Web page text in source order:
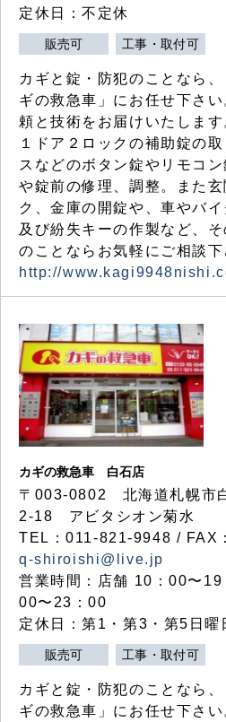
定休日：不定休
販売可 工事・取付可
カギと錠・防犯のことなら
ギの救急車」にお任せ下さ
頼と技術をお届けいたします
１ドア２ロックの補助錠の
スなどのボタン錠やリモコ
や錠前の修理、調整。また
ク、金庫の開錠や、車やバ
及び紛失キーの作製など、
のことならお気軽にご相談下
http://
カギの救急車 白石店
〒003-0802 北海道札幌市
2-18 アビタシオン菊水
TEL：011-821-9948 / FAX
q-shiroishi@live.jp
営業時間：店舗 10：00〜
00〜23：00
定休日：第1・第3・第5日
販売可 工事・取付可
カギと錠・防犯のことなら
ギの救急車」にお任せ下さ